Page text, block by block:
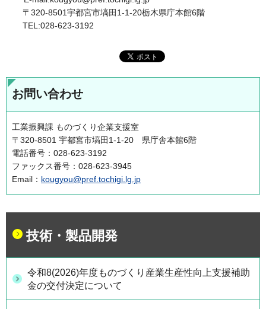
〒320-8501宇都宮市塙田1-1-20栃木県庁本館6階
TEL:028-623-3192
お問い合わせ
工業振興課 ものづくり企業支援室
〒320-8501 宇都宮市塙田1-1-20 県庁舎本館6階
電話番号：028-623-3192
ファックス番号：028-623-3945
Email： kougyou@pref.tochigi.lg.jp
技術・製品開発
令和8(2026)年度ものづくり産業生産性向上支援補助
金の交付決定について